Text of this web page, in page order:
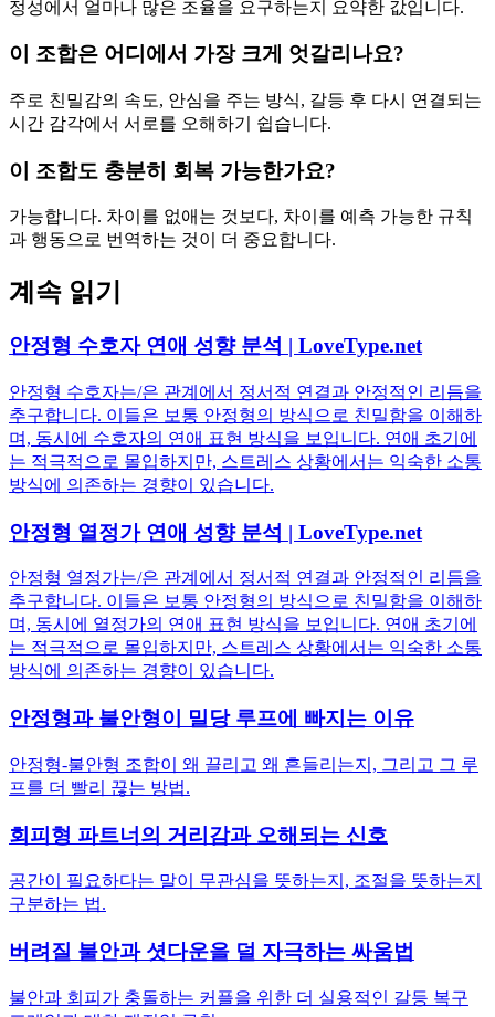
정성에서 얼마나 많은 조율을 요구하는지 요약한 값입니다.
이 조합은 어디에서 가장 크게 엇갈리나요?
주로 친밀감의 속도, 안심을 주는 방식, 갈등 후 다시 연결되는
시간 감각에서 서로를 오해하기 쉽습니다.
이 조합도 충분히 회복 가능한가요?
가능합니다. 차이를 없애는 것보다, 차이를 예측 가능한 규칙
과 행동으로 번역하는 것이 더 중요합니다.
계속 읽기
안정형 수호자 연애 성향 분석 | LoveType.net
안정형 수호자는/은 관계에서 정서적 연결과 안정적인 리듬을
추구합니다. 이들은 보통 안정형의 방식으로 친밀함을 이해하
며, 동시에 수호자의 연애 표현 방식을 보입니다. 연애 초기에
는 적극적으로 몰입하지만, 스트레스 상황에서는 익숙한 소통
방식에 의존하는 경향이 있습니다.
안정형 열정가 연애 성향 분석 | LoveType.net
안정형 열정가는/은 관계에서 정서적 연결과 안정적인 리듬을
추구합니다. 이들은 보통 안정형의 방식으로 친밀함을 이해하
며, 동시에 열정가의 연애 표현 방식을 보입니다. 연애 초기에
는 적극적으로 몰입하지만, 스트레스 상황에서는 익숙한 소통
방식에 의존하는 경향이 있습니다.
안정형과 불안형이 밀당 루프에 빠지는 이유
안정형-불안형 조합이 왜 끌리고 왜 흔들리는지, 그리고 그 루
프를 더 빨리 끊는 방법.
회피형 파트너의 거리감과 오해되는 신호
공간이 필요하다는 말이 무관심을 뜻하는지, 조절을 뜻하는지
구분하는 법.
버려질 불안과 셧다운을 덜 자극하는 싸움법
불안과 회피가 충돌하는 커플을 위한 더 실용적인 갈등 복구